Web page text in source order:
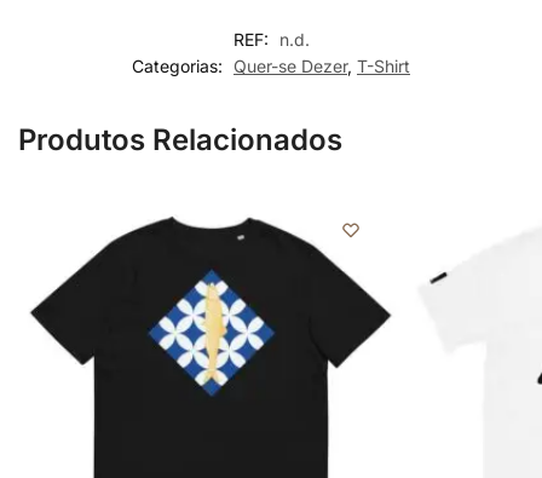
REF:
n.d.
Categorias:
Quer-se Dezer, T-Shirt
Produtos Relacionados